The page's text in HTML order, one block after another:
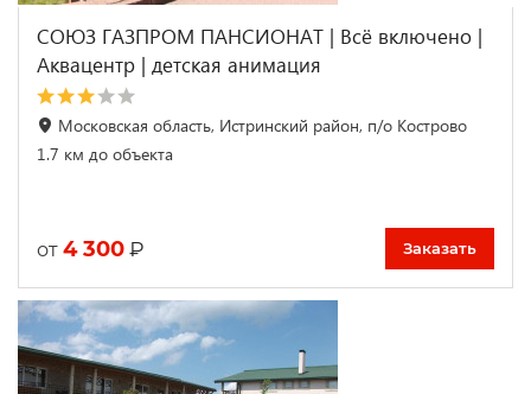
СОЮЗ ГАЗПРОМ ПАНСИОНАТ | Всё включено |
Аквацентр | детская анимация
Московская область, Истринский район, п/о Кострово
1.7 км до объекта
от 4 300 ₽ Заказать